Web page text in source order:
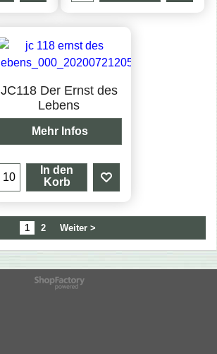
JC118 Der Ernst des
Lebens
Mehr Infos
In den
Korb
1 2 Weiter >
WebShop erstellt mit
ShopFactory Shop